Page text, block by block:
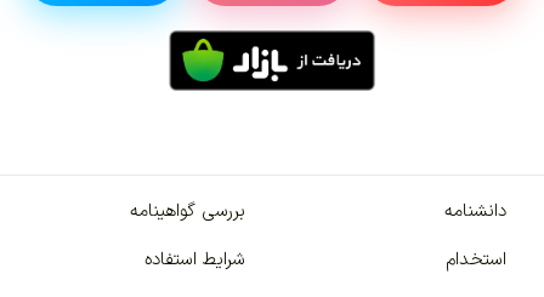
دانشنامه
بررسی گواهینامه
استخدام
شرایط استفاده